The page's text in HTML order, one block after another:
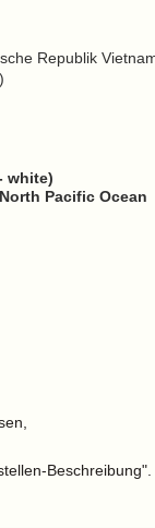
Republik
white)
Pacific Ocean